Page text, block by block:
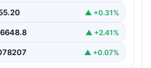
▲ +0.31%
6648.8 ▲ +2.41%
▲ +0.07%